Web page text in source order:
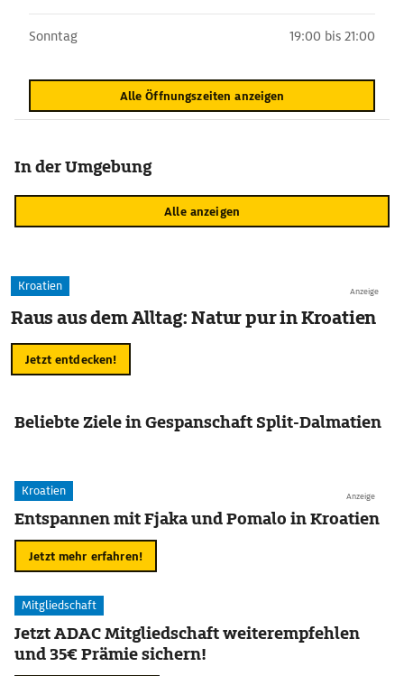
Sonntag 19:00 bis 21:00
Alle Öffnungszeiten anzeigen
In der Umgebung
Alle anzeigen
Anzeige
Kroatien
Raus aus dem Alltag: Natur pur in Kroatien
Jetzt entdecken!
Beliebte Ziele in Gespanschaft Split-Dalmatien
Anzeige
Kroatien
Entspannen mit Fjaka und Pomalo in Kroatien
Jetzt mehr erfahren!
Mitgliedschaft
Jetzt ADAC Mitgliedschaft weiterempfehlen
und 35€ Prämie sichern!